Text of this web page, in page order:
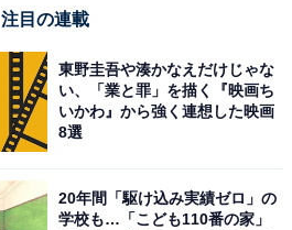
注目の連載
東野圭吾や湊かなえだけじゃな
い、「業と罪」を描く『映画ち
いかわ』から強く連想した映画
8選
20年間「駆け込み実績ゼロ」の
学校も…「こども110番の家」